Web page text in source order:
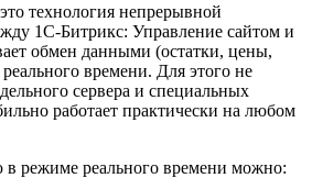
технология непрерывной
1С-Битрикс: Управление сайтом и
обмен данными (остатки, цены,
времени. Для этого не
сервера и специальных
работает практически на любом
режиме реального времени можно: